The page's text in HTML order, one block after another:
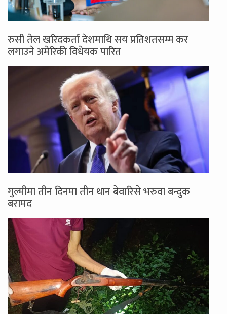
रुसी तेल खरिदकर्ता देशमाथि सय प्रतिशतसम्म कर
लगाउने अमेरिकी विधेयक पारित
गुल्मीमा तीन दिनमा तीन थान बेवारिसे भरुवा बन्दुक
बरामद